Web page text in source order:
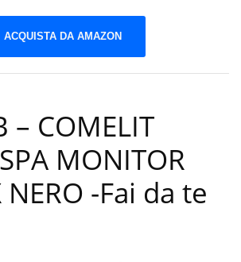
ACQUISTA DA AMAZON
– COMELIT
MONITOR
NERO -Fai da te